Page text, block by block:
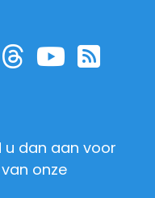
van
pagina
de
naar de
Ga naar de
Ga naar
Ga
u dan aan voor
onze